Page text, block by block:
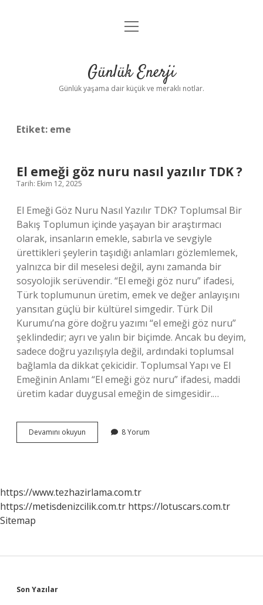
Anasayfa
Yasal Uyarı
menüyü
Günlük Enerji
Günlük yaşama dair küçük ve meraklı notlar.
Etiket: eme
El emeği göz nuru nasıl yazılır TDK ?
Tarih: Ekim 12, 2025
El Emeği Göz Nuru Nasıl Yazılır TDK? Toplumsal Bir
Bakış Toplumun içinde yaşayan bir araştırmacı
olarak, insanların emekle, sabırla ve sevgiyle
ürettikleri şeylerin taşıdığı anlamları gözlemlemek,
yalnızca bir dil meselesi değil, aynı zamanda bir
sosyolojik serüvendir. “El emeği göz nuru” ifadesi,
Türk toplumunun üretim, emek ve değer anlayışını
yansıtan güçlü bir kültürel simgedir. Türk Dil
Kurumu’na göre doğru yazımı “el emeği göz nuru”
şeklindedir; ayrı ve yalın bir biçimde. Ancak bu deyim,
sadece doğru yazılışıyla değil, ardındaki toplumsal
bağlamla da dikkat çekicidir. Toplumsal Yapı ve El
Emeğinin Anlamı “El emeği göz nuru” ifadesi, maddi
üretim kadar duygusal emeğin de simgesidir.…
Devamını okuyun
emeği
TDK
?
8 Yorum
https://www.tezhazirlama.com.tr
https://metisdenizcilik.com.tr https://lotuscars.com.tr
Sitemap
Sidebar
Son Yazılar